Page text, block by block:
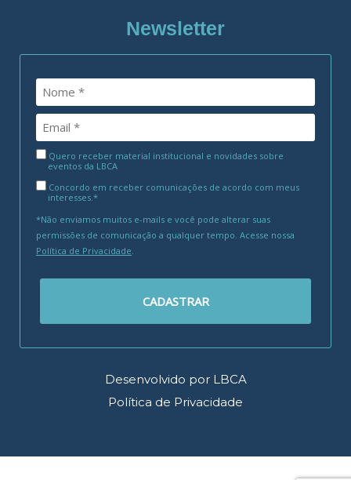
Newsletter
Quero receber material institucional e novidades sobre
eventos da LBCA
Concordo em receber comunicações de acordo com meus
interesses.*
*Não enviamos muitos e-mails e você pode alterar suas
permissões de comunicação a qualquer tempo. Acesse nossa
Política de Privacidade.
CADASTRAR
Desenvolvido por LBCA
Política de Privacidade